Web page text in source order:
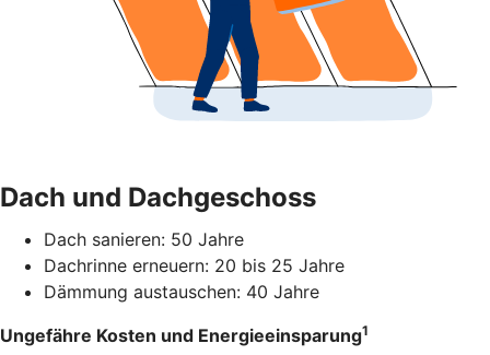
Dach und Dachgeschoss
Dach sanieren: 50 Jahre
Dachrinne erneuern: 20 bis 25 Jahre
Dämmung austauschen: 40 Jahre
Ungefähre Kosten und Energieeinsparung1